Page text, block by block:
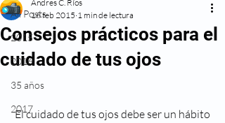
All Posts
2015
2016
35 años
2017
Consejos prácticos para el
cuidado de tus ojos
Andres C. Ríos
16 feb 2015 1 min de lectura
El cuidado de tus ojos debe ser un hábito